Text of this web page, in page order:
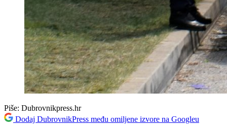
Piše: Dubrovnikpress.hr
Dodaj DubrovnikPress među omiljene izvore na Googleu